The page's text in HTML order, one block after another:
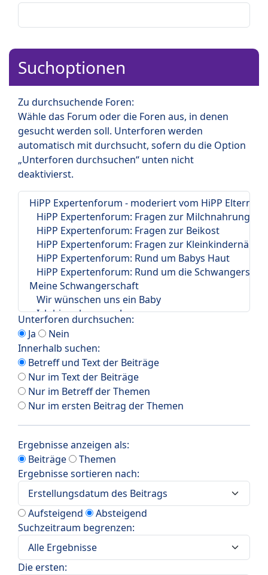
Suchoptionen
Zu durchsuchende Foren:
Wähle das Forum oder die Foren aus, in denen
gesucht werden soll. Unterforen werden
automatisch mit durchsucht, sofern du die Option
„Unterforen durchsuchen“ unten nicht
deaktivierst.
Unterforen durchsuchen:
Ja
Nein
Innerhalb suchen:
Betreff und Text der Beiträge
Nur im Text der Beiträge
Nur im Betreff der Themen
Nur im ersten Beitrag der Themen
Ergebnisse anzeigen als:
Beiträge
Themen
Ergebnisse sortieren nach:
Aufsteigend
Absteigend
Suchzeitraum begrenzen:
Die ersten: